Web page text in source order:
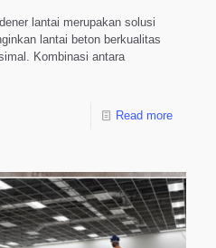
lantai merupakan solusi
lantai beton berkualitas
Kombinasi antara
Read more